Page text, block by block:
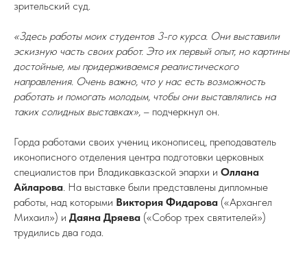
зрительский суд.
«Здесь работы моих студентов 3-го курса. Они выставили
эскизную часть своих работ. Это их первый опыт, но картины
достойные, мы придерживаемся реалистического
направления. Очень важно, что у нас есть возможность
работать и помогать молодым, чтобы они выставлялись на
таких солидных выставках», – подчеркнул он.
Горда работами своих учениц иконописец, преподаватель
иконописного отделения центра подготовки церковных
специалистов при Владикавказской эпархи и Оллана
Айларова. На выставке были представлены дипломные
работы, над которыми Виктория Фидарова («Архангел
Михаил») и Даяна Дряева («Собор трех святителей»)
трудились два года.